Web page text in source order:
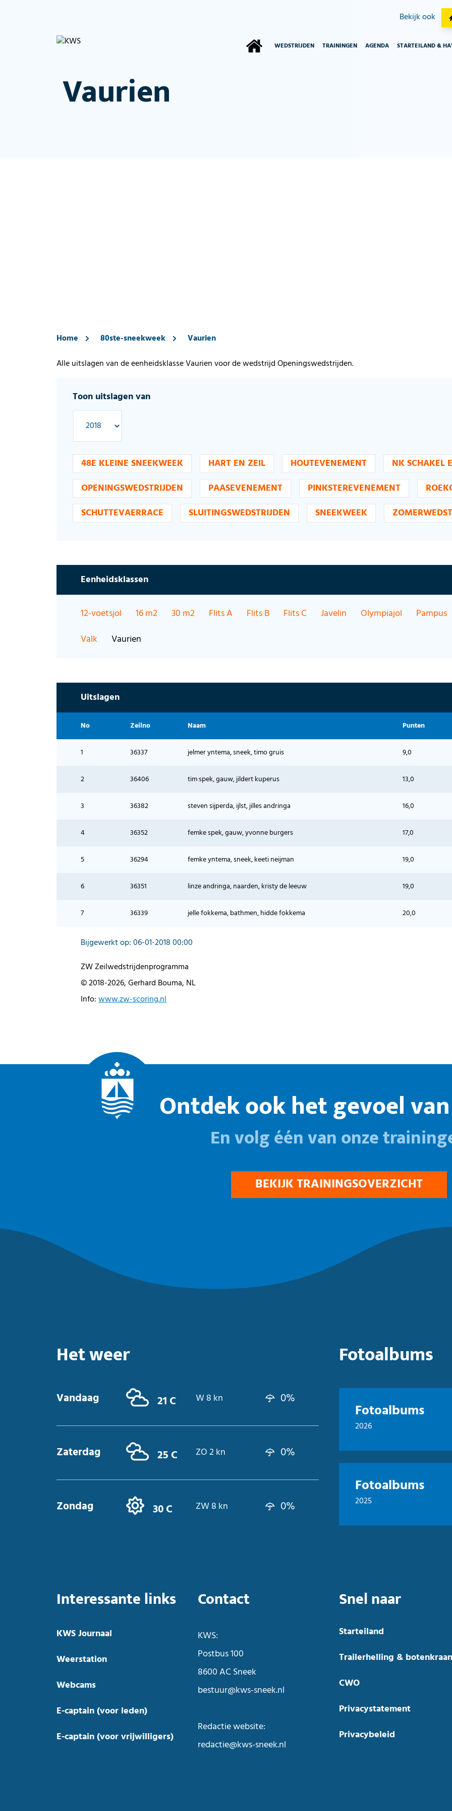
Bekijk ook
WEDSTRIJDEN TRAININGEN AGENDA STARTEILAND &
Vaurien
Home 80ste-sneekweek
Vaurien
Alle uitslagen van de eenheidsklasse Vaurien voor de wedstrijd Openingswedstrijden.
Toon uitslagen van
48E KLEINE SNEEKWEEK HART EN ZEIL HOUTEVENEMENT
NK SCHAKEL
OPENINGSWEDSTRIJDEN
PAASEVENEMENT PINKSTEREVENEMENT
SCHUTTEVAERRACE
SLUITINGSWEDSTRIJDEN SNEEKWEEK
Eenheidsklassen
12-voetsjol 16 m2 30 m2 Flits A Flits B Flits C Javelin Olympiajol
Pampus
Valk
Vaurien
Uitslagen
No Zeilno Naam Punten
1 36337 jelmer yntema, sneek, timo gruis 9,0
2 36406 tim spek, gauw, jildert kuperus 13,0
3 36382 steven sijperda, ijlst, jilles andringa 16,0
4 36352 femke spek, gauw, yvonne burgers 17,0
5 36294 femke yntema, sneek, keeti neijman 19,0
6 36351 linze andringa, naarden, kristy de leeuw 19,0
7 36339 jelle fokkema, bathmen, hidde fokkema 20,0
Bijgewerkt op: 06-01-2018 00:00
ZW Zeilwedstrijdenprogramma
© 2018-2026, Gerhard Bouma, NL
Info:www.zw-scoring.nl
Ontdek ook het gevoel
En volg één van onze
BEKIJK TRAININGSOVERZICHT
Het weer
Vandaag 21 C W 8 kn 0%
Zaterdag 25 C ZO 2 kn 0%
Zondag 30 C ZW 8 kn 0%
Fotoalbums
Fotoalbums
2026
Fotoalbums
2025
Interessante links
KWS Journaal
Weerstation
Webcams
E-captain (voor leden)
E-captain (voor vrijwilligers)
Contact
KWS:
Postbus 100
8600 AC Sneek
bestuur@kws-sneek.nl
Redactie website:
redactie@kws-sneek.nl
Snel naar
Starteiland
Trailerhelling & botenkraan
CWO
Privacystatement
Privacybeleid